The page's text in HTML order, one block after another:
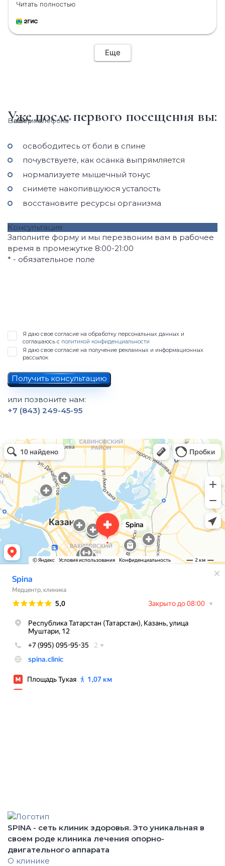
поддержания результата дома. Огромное
спасибо за профессионализм и чуткое
Читать полностью
Еще
Уже после первого посещения вы:
освободитесь от боли в спине
почувствуете, как осанка выпрямляется
нормализуете мышечный тонус
снимете накопившуюся усталость
восстановите ресурсы организма
Консультация
Заполните форму и мы перезвоним вам в рабочее
время в промежутке 8:00-21:00
* - обязательное поле
Ваше имя*
Номер телефона*
Я даю свое согласие на обработку персональных данных и
соглашаюсь с политикой конфиденциальности
Я даю свое согласие на получение рекламных и информационных
рассылок
Получить консультацию
или позвоните нам:
+7 (843) 249-45-95
Spina
Медцентр, клиника в Казани
Остеопатия в Казани
SPINA - сеть клиник здоровья. Это уникальная в
своем роде клиника лечения опорно-
двигательного аппарата
О клинике